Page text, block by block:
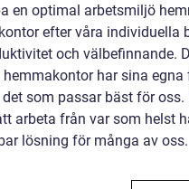
en optimal arbetsmiljö
efter våra individuella
och välbefinnande.
hemmakontor har sina
som passar bäst för
arbeta från var som helst
lösning för många av oss.